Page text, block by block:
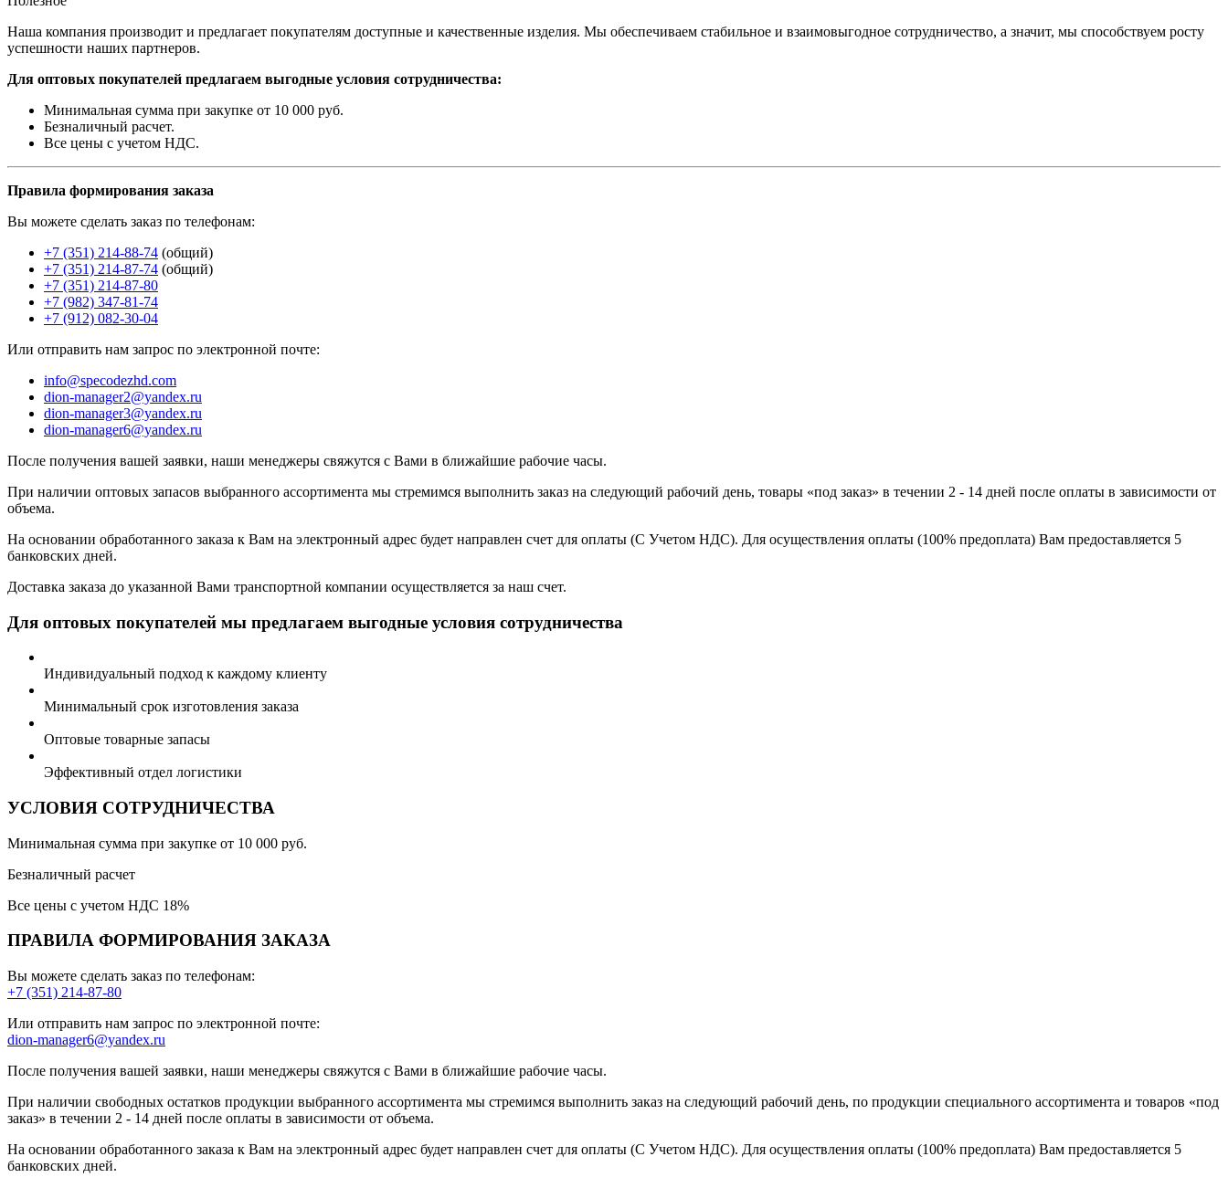
Наша компания производит и предлагает покупателям доступные и качественные изделия. Мы обеспечиваем стабильное и взаимовыгодное сотрудничество, а значит, мы способствуем росту
успешности наших партнеров.
Для оптовых покупателей предлагаем выгодные условия сотрудничества:
Минимальная сумма при закупке от 10 000 руб.
Безналичный расчет.
Все цены с учетом НДС.
Правила формирования заказа
Вы можете сделать заказ по телефонам:
+7 (351) 214-88-74 (общий)
+7 (351) 214-87-74 (общий)
+7 (351) 214-87-80
+7 (982) 347-81-74
+7 (912) 082-30-04
Или отправить нам запрос по электронной почте:
info@specodezhd.com
dion-manager2@yandex.ru
dion-manager3@yandex.ru
dion-manager6@yandex.ru
После получения вашей заявки, наши менеджеры свяжутся с Вами в ближайшие рабочие часы.
При наличии оптовых запасов выбранного ассортимента мы стремимся выполнить заказ на следующий рабочий день, товары «под заказ» в течении 2 - 14 дней после оплаты в зависимости от
объема.
На основании обработанного заказа к Вам на электронный адрес будет направлен счет для оплаты (С Учетом НДС). Для осуществления оплаты (100% предоплата) Вам предоставляется 5
банковских дней.
Доставка заказа до указанной Вами транспортной компании осуществляется за наш счет.
Для оптовых покупателей мы предлагаем выгодные условия сотрудничества
Индивидуальный подход к каждому клиенту
Минимальный срок изготовления заказа
Оптовые товарные запасы
Эффективный отдел логистики
УСЛОВИЯ СОТРУДНИЧЕСТВА
Минимальная сумма при закупке от 10 000 руб.
Безналичный расчет
Все цены с учетом НДС 18%
ПРАВИЛА ФОРМИРОВАНИЯ ЗАКАЗА
Вы можете сделать заказ по телефонам:
+7 (351) 214-87-80
Или отправить нам запрос по электронной почте:
dion-manager6@yandex.ru
После получения вашей заявки, наши менеджеры свяжутся с Вами в ближайшие рабочие часы.
При наличии свободных остатков продукции выбранного ассортимента мы стремимся выполнить заказ на следующий рабочий день, по продукции специального ассортимента и товаров «под
заказ» в течении 2 - 14 дней после оплаты в зависимости от объема.
На основании обработанного заказа к Вам на электронный адрес будет направлен счет для оплаты (С Учетом НДС). Для осуществления оплаты (100% предоплата) Вам предоставляется 5
банковских дней.